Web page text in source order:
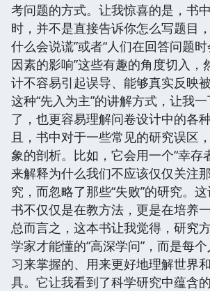
考问题的方式。让我惊喜的是，书
时，并不是直接告诉你怎么写题目
什么会说谎”或者“人们在回答问题
因素的影响”这些有趣的角度切入，
计不容易引起误导、能够真实反映
这种“先入为主”的讲解方式，让我
了，也更容易理解问卷设计中的各
且，书中对于一些常见的研究误区
象的剖析。比如，它会用一个“幸存
来解释为什么我们不应该仅仅关注
究，而忽略了那些“失败”的研究。
书不仅仅是在教方法，更是在培养
总而言之，这本书让我觉得，研究
学家才能懂的“高深学问”，而是每
习来掌握的、用来更好地理解世界
具。它让我看到了科学研究中蕴含的